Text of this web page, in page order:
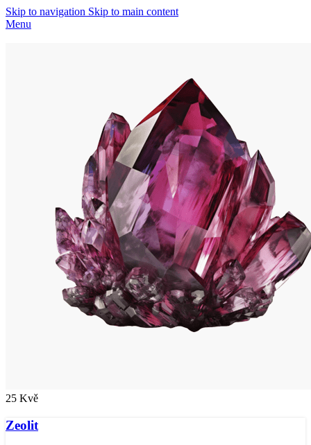
Skip to navigation Skip to main content
Menu
25 Kvě
Zeolit